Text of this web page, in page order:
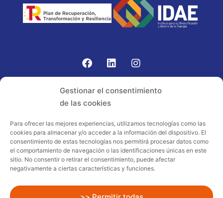
Gestionar el consentimiento
de las cookies
Para ofrecer las mejores experiencias, utilizamos tecnologías como las
cookies para almacenar y/o acceder a la información del dispositivo. El
consentimiento de estas tecnologías nos permitirá procesar datos como
el comportamiento de navegación o las identificaciones únicas en este
sitio. No consentir o retirar el consentimiento, puede afectar
negativamente a ciertas características y funciones.
Proyecto acogido al programa de
incentivos ligados al autoconsumo y
almacenamiento, con fuentes de energía
renovables, así como a la implantación
sector residencial en el marco del Plan